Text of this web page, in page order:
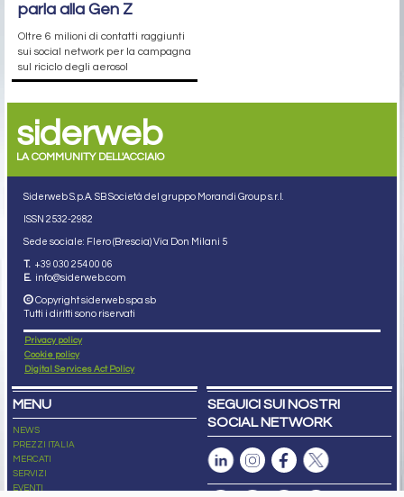
parla alla Gen Z
Oltre 6 milioni di contatti raggiunti
sui social network per la campagna
sul riciclo degli aerosol
siderweb
LA COMMUNITY DELL'ACCIAIO
Siderweb S.p.A. SB Società del gruppo Morandi Group s.r.l.
ISSN 2532-2982
Sede sociale: Flero (Brescia) Via Don Milani 5
T. +39 030 254 00 06
E. info@siderweb.com
Copyright siderweb spa sb
Tutti i diritti sono riservati
Privacy policy
Cookie policy
Digital Services Act Policy
MENU
NEWS
PREZZI ITALIA
MERCATI
SERVIZI
EVENTI
SEGUICI SUI NOSTRI
SOCIAL NETWORK